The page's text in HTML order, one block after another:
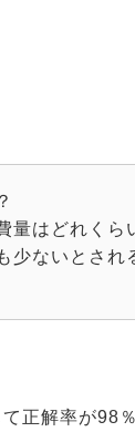
量はどれくら
少ないとされ
正解率が98